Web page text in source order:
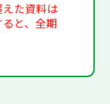
た資料は
と、全期